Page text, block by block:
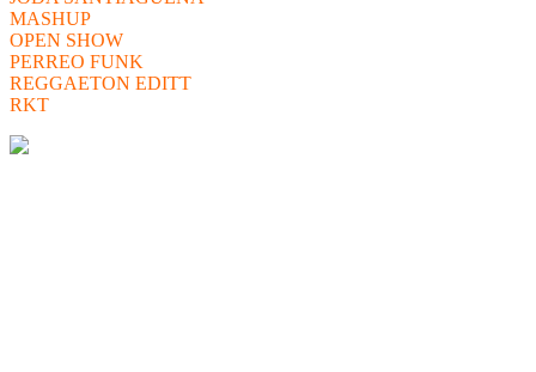
MASHUP
OPEN SHOW
PERREO FUNK
REGGAETON EDITT
RKT